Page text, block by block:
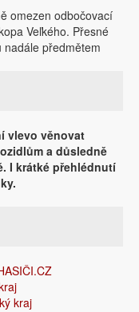
omezen odbočovací
Veľkého. Přesné
předmětem
vlevo věnovat
a důsledně
I krátké přehlédnutí
kraj